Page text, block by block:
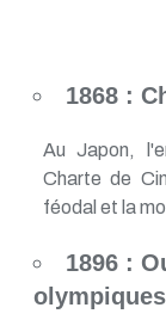
1868 :
Au Japon,
Charte de
féodal et la
1896 :